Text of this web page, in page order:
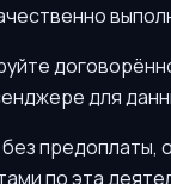
для
предоплаты,
по эта